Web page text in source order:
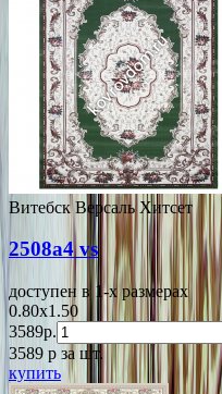
Витебск Версаль Хитсет
2508a4 vs
доступен в 1-x размерах
0.80x1.50
3589р.
3589 p за шт.
купить